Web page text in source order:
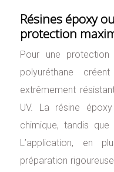
Résines époxy
protection
Pour une
polyuréthane
extrêmement
UV. La résine
chimique, tandis
L’application, en
préparation